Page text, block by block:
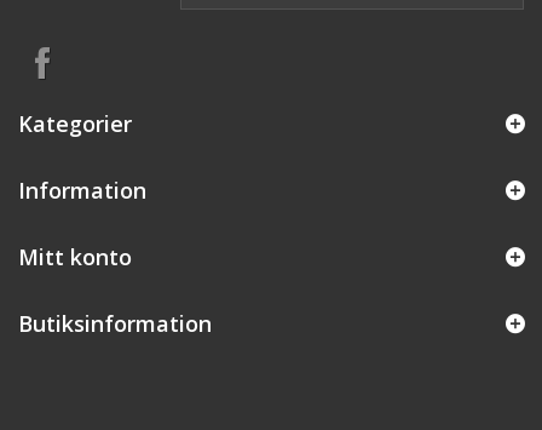
Kategorier
Information
Mitt konto
Butiksinformation